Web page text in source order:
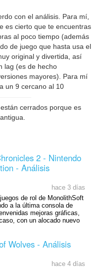
con el análisis. Para mí,
es cierto que te encuentras
al poco tiempo (además
de juego que hasta usa el
original y divertida, así
lag (es de hecho
mayores). Para mí
un 9 cercano al 10
cerrados porque es
2 - Nintendo
- Análisis
hace 3 días
de rol de MonolithSoft
a la última consola de
mejoras gráficas,
con un alocado nuevo
Wolves - Análisis
hace 4 días